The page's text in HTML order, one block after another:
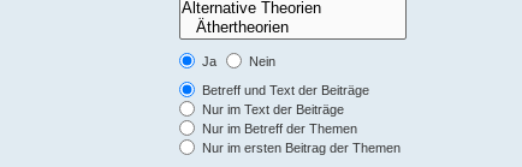
Ja
Nein
Betreff und Text der Beiträge
Nur im Text der Beiträge
Nur im Betreff der Themen
Nur im ersten Beitrag der Themen